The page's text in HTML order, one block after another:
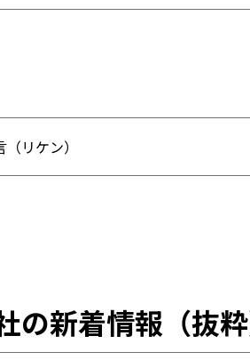
リケン）
新着情報（抜粋